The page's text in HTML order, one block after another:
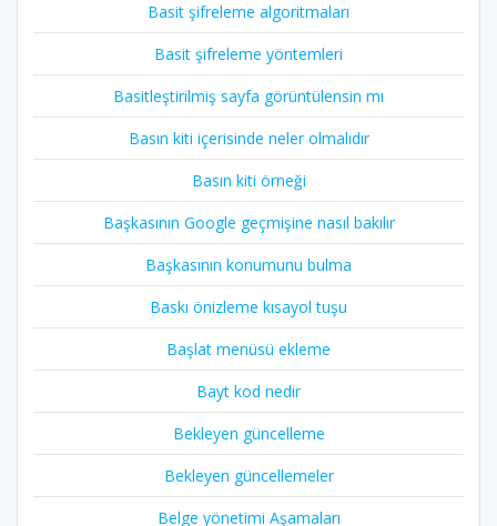
Basit şifreleme algoritmaları
Basit şifreleme yöntemleri
Basitleştirilmiş sayfa görüntülensin mı
Basın kiti içerisinde neler olmalıdır
Basın kiti örneği
Başkasının Google geçmişine nasıl bakılır
Başkasının konumunu bulma
Baskı önizleme kısayol tuşu
Başlat menüsü ekleme
Bayt kod nedir
Bekleyen güncelleme
Bekleyen güncellemeler
Belge yönetimi Aşamaları